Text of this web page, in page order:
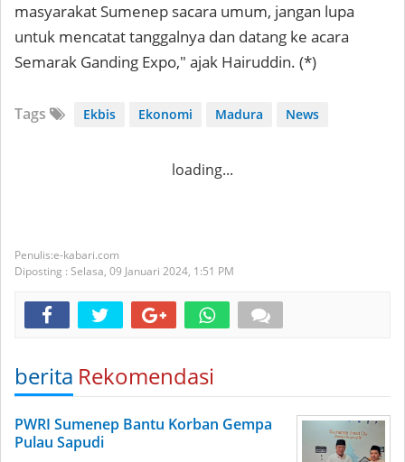
masyarakat Sumenep sacara umum, jangan lupa
untuk mencatat tanggalnya dan datang ke acara
Semarak Ganding Expo," ajak Hairuddin. (*)
Tags Ekbis Ekonomi Madura News
loading...
e-kabari.com
Diposting : Selasa, 09 Januari 2024, 1:51 PM
berita Rekomendasi
PWRI Sumenep Bantu Korban Gempa
Pulau Sapudi